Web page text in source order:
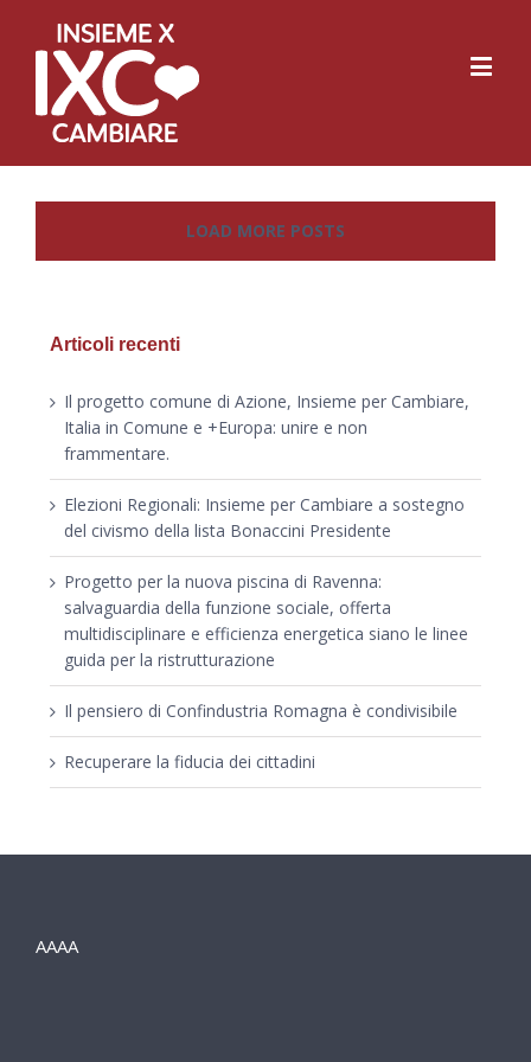
LOAD MORE POSTS
Articoli recenti
Il progetto comune di Azione, Insieme per Cambiare,
Italia in Comune e +Europa: unire e non
frammentare.
Elezioni Regionali: Insieme per Cambiare a sostegno
del civismo della lista Bonaccini Presidente
Progetto per la nuova piscina di Ravenna:
salvaguardia della funzione sociale, offerta
multidisciplinare e efficienza energetica siano le linee
guida per la ristrutturazione
Il pensiero di Confindustria Romagna è condivisibile
Recuperare la fiducia dei cittadini
AAAA